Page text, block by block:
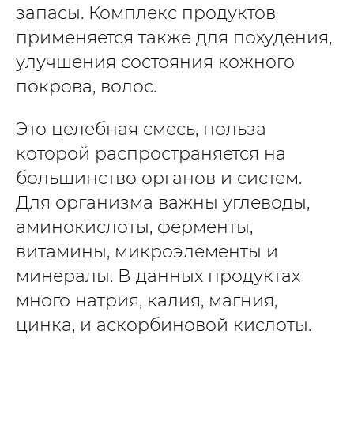
запасы. Комплекс продуктов
применяется также для похудения,
улучшения состояния кожного
покрова, волос.
Это целебная смесь, польза
которой распространяется на
большинство органов и систем.
Для организма важны углеводы,
аминокислоты, ферменты,
витамины, микроэлементы и
минералы. В данных продуктах
много натрия, калия, магния,
цинка, и аскорбиновой кислоты.